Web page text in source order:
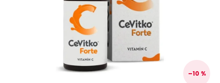
hviezdičiek.
–10 %